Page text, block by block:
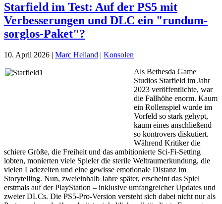
Starfield im Test: Auf der PS5 mit
Verbesserungen und DLC ein "rundum-
sorglos-Paket"?
10. April 2026 | Marc Heiland | Konsolen
Als Bethesda Game
Studios Starfield im Jahr
2023 veröffentlichte, war
die Fallhöhe enorm. Kaum
ein Rollenspiel wurde im
Vorfeld so stark gehypt,
kaum eines anschließend
so kontrovers diskutiert.
Während Kritiker die
schiere Größe, die Freiheit und das ambitionierte Sci-Fi-Setting
lobten, monierten viele Spieler die sterile Weltraumerkundung, die
vielen Ladezeiten und eine gewisse emotionale Distanz im
Storytelling. Nun, zweieinhalb Jahre später, erscheint das Spiel
erstmals auf der PlayStation – inklusive umfangreicher Updates und
zweier DLCs. Die PS5-Pro-Version versteht sich dabei nicht nur als